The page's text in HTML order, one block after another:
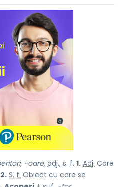
-oare, adj., s. f. 1. Adj. Care
2. S. f. Obiect cu care se